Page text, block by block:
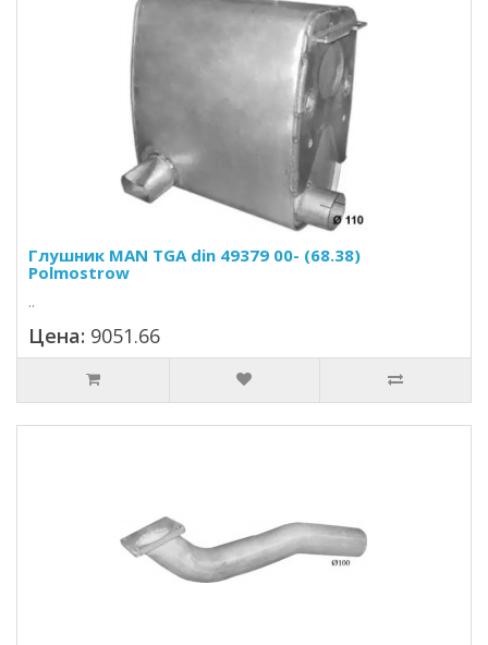
Глушник MAN TGA din 49379 00- (68.38)
Polmostrow
..
Цена: 9051.66